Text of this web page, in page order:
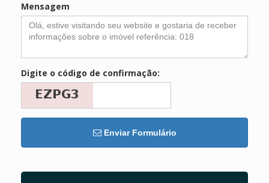
Mensagem
Digite o código de confirmação:
Enviar Formulário